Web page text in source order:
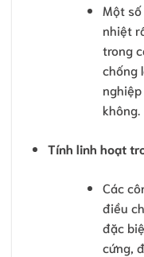
Một
nhiệt
trong
chống
không.
Tính linh hoạt
Các
điều
đặc
cứng,